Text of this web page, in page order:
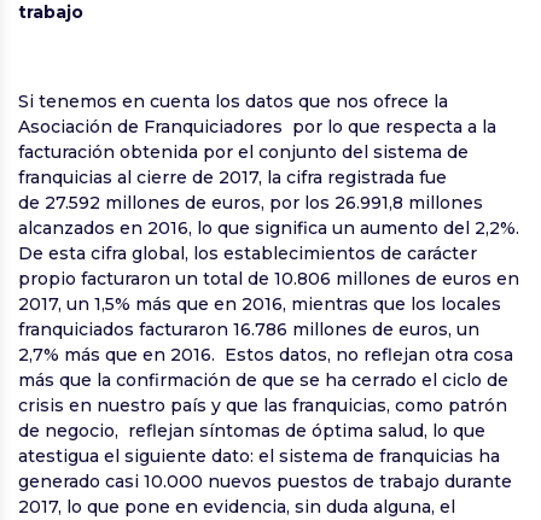
trabajo
Si tenemos en cuenta los datos que nos ofrece la
Asociación de Franquiciadores por lo que respecta a la
facturación obtenida por el conjunto del sistema de
franquicias al cierre de 2017, la cifra registrada fue
de 27.592 millones de euros, por los 26.991,8 millones
alcanzados en 2016, lo que significa un aumento del 2,2%.
De esta cifra global, los establecimientos de carácter
propio facturaron un total de 10.806 millones de euros en
2017, un 1,5% más que en 2016, mientras que los locales
franquiciados facturaron 16.786 millones de euros, un
2,7% más que en 2016. Estos datos, no reflejan otra cosa
más que la confirmación de que se ha cerrado el ciclo de
crisis en nuestro país y que las franquicias, como patrón
de negocio, reflejan síntomas de óptima salud, lo que
atestigua el siguiente dato: el sistema de franquicias ha
generado casi 10.000 nuevos puestos de trabajo durante
2017, lo que pone en evidencia, sin duda alguna, el